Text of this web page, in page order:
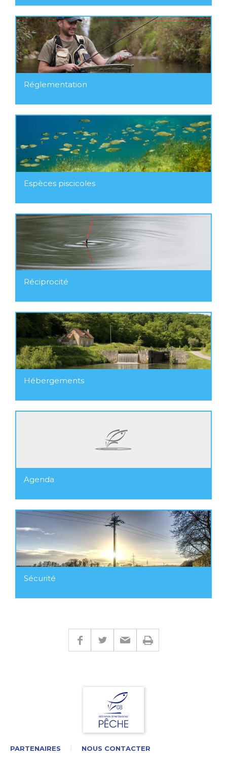
Réglementation
Espèces piscicoles
Réciprocité
Hébergements
Agenda
Sécurité
PARTENAIRES NOUS CONTACTER